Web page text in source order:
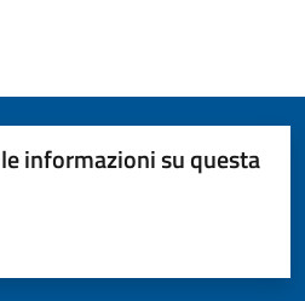
informazioni su questa
su 5
su 5